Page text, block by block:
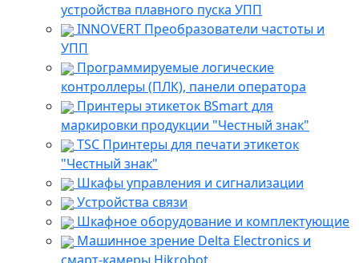
устройства плавного пуска УПП
INNOVERT Преобразователи частоты и
УПП
Программируемые логические
контроллеры (ПЛК), панели оператора
Принтеры этикеток BSmart для
маркировки продукции "Честный знак"
TSC Принтеры для печати этикеток
"Честный знак"
Шкафы управления и сигнализации
Устройства связи
Шкафное оборудование и комплектующие
Машинное зрение Delta Electronics и